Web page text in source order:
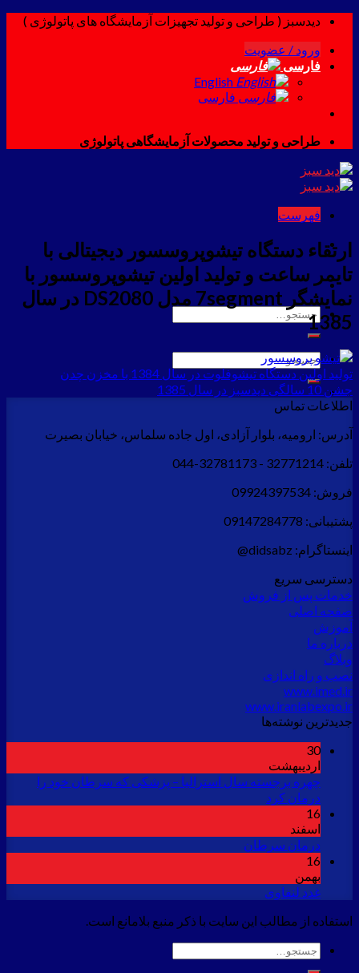
Skip
content
دیدسبز ( طراحی و تولید تجهیزات آزمایشگاه های پاتولوژی )
ورود / عضویت
فارسی
فارسی
طراحی و تولید محصولات آزمایشگاهی پاتولوژی
فهرست
جستجو
برای:
جستجو
برای:
ارتقاء دستگاه تیشوپروسسور دیجیتالی با
تایمر ساعت و تولید اولین تیشوپروسسور با
نمایشگر 7segment مدل DS2080 در سال
1385
تولید اولین دستگاه تیشوفلوت در سال 1384 با مخزن چدن
جشن 10 سالگی دیدسبز در سال 1385
اطلاعات تماس
آدرس: ارومیه، بلوار آزادی، اول جاده سلماس، خیابان بصیرت
تلفن: 32771214 - 32781173-044
فروش: 09924397534
پشتیبانی: 09147284778
اینستاگرام: didsabz@
دسترسی سریع
خدمات پس از فروش
صفحه اصلی
آموزش
درباره ما
وبلاگ
نصب و راه اندازی
www.imed.ir
www.iranlabexpo.ir
جدید‌ترین نوشته‌ها
30
اردیبهشت
چهره برجسته سال استرالیا – پزشکی که سرطان خود را
درمان کرد
16
اسفند
درمان سرطان
16
بهمن
غدد لنفاوی
استفاده از مطالب این سایت با ذکر منبع بلامانع است.
جستجو
برای: